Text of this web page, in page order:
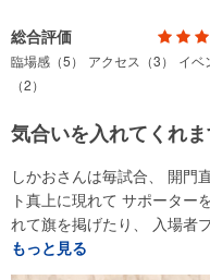
総合評価
臨場感（5） アクセス（3） イベ
（2）
気合いを入れてくれま
しかおさんは毎試合、 開
ト真上に現れて サポーター
れて旗を掲げたり、 入場者
もっと見る